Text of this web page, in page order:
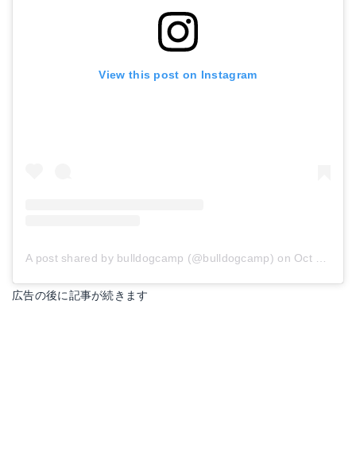
View this post on Instagram
A post shared by bulldogcamp (@bulldogcamp) on Oct 20, 2018 at 2:31am PDT
広告の後に記事が続きます